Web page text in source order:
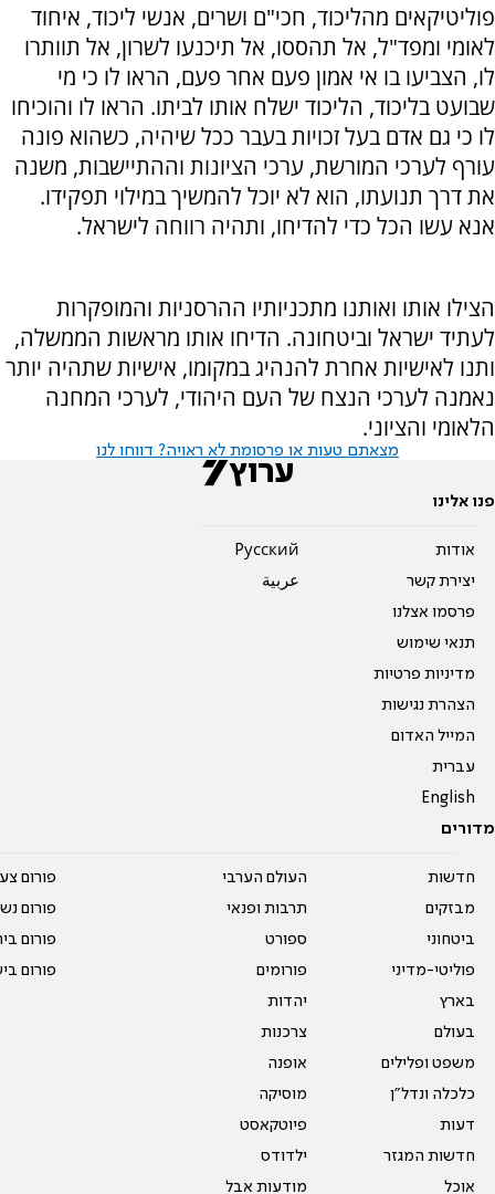
פוליטיקאים מהליכוד, חכי"ם ושרים, אנשי ליכוד, איחוד
לאומי ומפד"ל, אל תהססו, אל תיכנעו לשרון, אל תוותרו
לו, הצביעו בו אי אמון פעם אחר פעם, הראו לו כי מי
שבועט בליכוד, הליכוד ישלח אותו לביתו. הראו לו והוכיחו
לו כי גם אדם בעל זכויות בעבר ככל שיהיה, כשהוא פונה
עורף לערכי המורשת, ערכי הציונות וההתיישבות, משנה
את דרך תנועתו, הוא לא יוכל להמשיך במילוי תפקידו.
אנא עשו הכל כדי להדיחו, ותהיה רווחה לישראל.
הצילו אותו ואותנו מתכניותיו ההרסניות והמופקרות
לעתיד ישראל וביטחונה. הדיחו אותו מראשות הממשלה,
ותנו לאישיות אחרת להנהיג במקומו, אישיות שתהיה יותר
נאמנה לערכי הנצח של העם היהודי, לערכי המחנה
הלאומי והציוני.
מצאתם טעות או פרסומת לא ראויה? דווחו לנו
פנו אלינו
אודות
יצירת קשר
פרסמו אצלנו
תנאי שימוש
מדיניות פרטיות
הצהרת נגישות
המייל האדום
עברית
English
Pусский
عربية
מדורים
חדשות
מבזקים
ביטחוני
פוליטי-מדיני
בארץ
בעולם
משפט ופלילים
כלכלה ונדל"ן
דעות
חדשות המגזר
אוכל
העולם הערבי
תרבות ופנאי
ספורט
פורומים
יהדות
צרכנות
אופנה
מוסיקה
פיוטקאסט
ילדודס
מודעות אבל
פורום
פורום
פורום
פורום